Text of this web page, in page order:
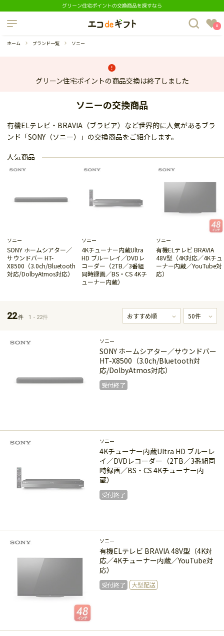
グリーン住宅ポイントの交換商品を探すなら
制度について
よくあるご質問 0
ホーム ブランド一覧 ソニー
グリーン住宅ポイントの商品交換は終了しました
ソニーの交換商品
有機ELテレビ・BRAVIA（ブラビア）など世界的に人気があるブラ
ンド「SONY（ソニー）」の交換商品をご紹介します。
人気商品
ソニー
SONY ホームシアター／
サウンドバー HT-
X8500（3.0ch/Bluetooth
対応/DolbyAtmos対応）
ソニー
4Kチューナー内蔵Ultra
HD ブルーレイ／DVDレ
コーダー（2TB／3番組
同時録画／BS・CS 4Kチ
ューナー内蔵）
ソニー
有機ELテレビ BRAVIA
48V型（4K対応／4Kチュ
ーナー内蔵／YouTube対
応）
22件 1 - 22件
ソニー
SONY ホームシアター／サウンドバー
HT-X8500（3.0ch/Bluetooth対
応/DolbyAtmos対応）
受付終了
受付終了
ソニー
4Kチューナー内蔵Ultra HD ブルーレ
イ／DVDレコーダー（2TB／3番組同
時録画／BS・CS 4Kチューナー内
蔵）
受付終了
受付終了
ソニー
有機ELテレビ BRAVIA 48V型（4K対
応／4Kチューナー内蔵／YouTube対
応）
受付終了 大型配送